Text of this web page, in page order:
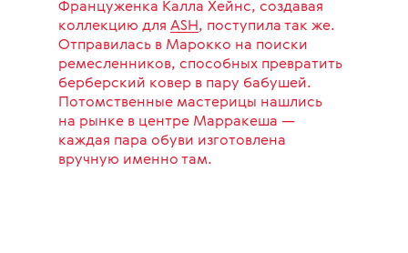
Француженка Калла Хейнс, создавая
коллекцию для ASH, поступила так же.
Отправилась в Марокко на поиски
ремесленников, способных превратить
берберский ковер в пару бабушей.
Потомственные мастерицы нашлись
на рынке в центре Марракеша —
каждая пара обуви изготовлена
вручную именно там.